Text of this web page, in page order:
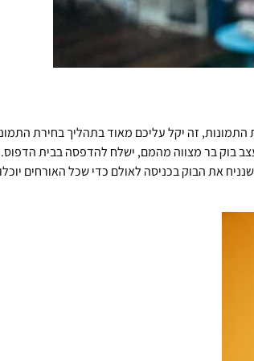
זה יקל עליכם מאוד בתהליך בחירת
בוק בר מצווה מהמם, ישלח להדפסה בבית הדפוס.
את הבוק בכניסה לאולם כדי שכל האורחים יוכלו